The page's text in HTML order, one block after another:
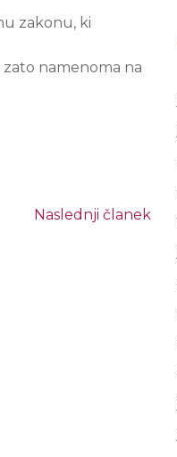
zakonu, ki
zato namenoma na
Naslednji članek